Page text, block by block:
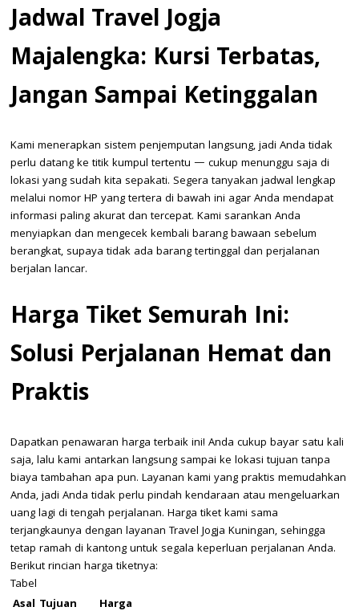
Jadwal Travel Jogja
Majalengka: Kursi Terbatas,
Jangan Sampai Ketinggalan
Kami menerapkan sistem penjemputan langsung, jadi Anda tidak
perlu datang ke titik kumpul tertentu — cukup menunggu saja di
lokasi yang sudah kita sepakati. Segera tanyakan jadwal lengkap
melalui nomor HP yang tertera di bawah ini agar Anda mendapat
informasi paling akurat dan tercepat. Kami sarankan Anda
menyiapkan dan mengecek kembali barang bawaan sebelum
berangkat, supaya tidak ada barang tertinggal dan perjalanan
berjalan lancar.
Harga Tiket Semurah Ini:
Solusi Perjalanan Hemat dan
Praktis
Dapatkan penawaran harga terbaik ini! Anda cukup bayar satu kali
saja, lalu kami antarkan langsung sampai ke lokasi tujuan tanpa
biaya tambahan apa pun. Layanan kami yang praktis memudahkan
Anda, jadi Anda tidak perlu pindah kendaraan atau mengeluarkan
uang lagi di tengah perjalanan. Harga tiket kami sama
terjangkaunya dengan layanan Travel Jogja Kuningan, sehingga
tetap ramah di kantong untuk segala keperluan perjalanan Anda.
Berikut rincian harga tiketnya:
Tabel
Asal Tujuan
Harga